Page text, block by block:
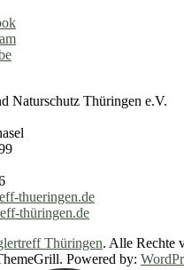
Naturschutz Thüringen e.V.
thueringen.de
thüringen.de
Thüringen. Alle Rechte
Powered by: